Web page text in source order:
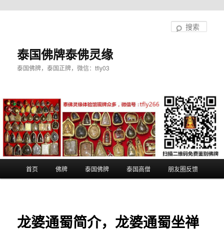
泰国佛牌泰佛灵缘
泰国佛牌，泰国正牌，微信：tfly03
首页 佛牌 泰国佛牌 泰国高僧 朋友圈反馈
龙婆通蜀简介，龙婆通蜀坐禅